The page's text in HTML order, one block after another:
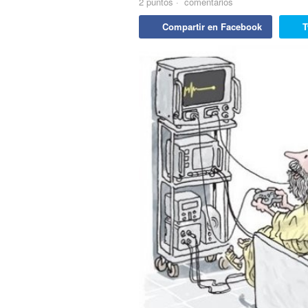
Compartir en Facebook